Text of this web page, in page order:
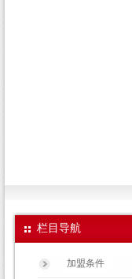
栏目导航
加盟条件